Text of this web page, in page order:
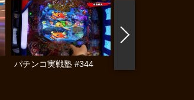
パチンコ実戦塾 #344